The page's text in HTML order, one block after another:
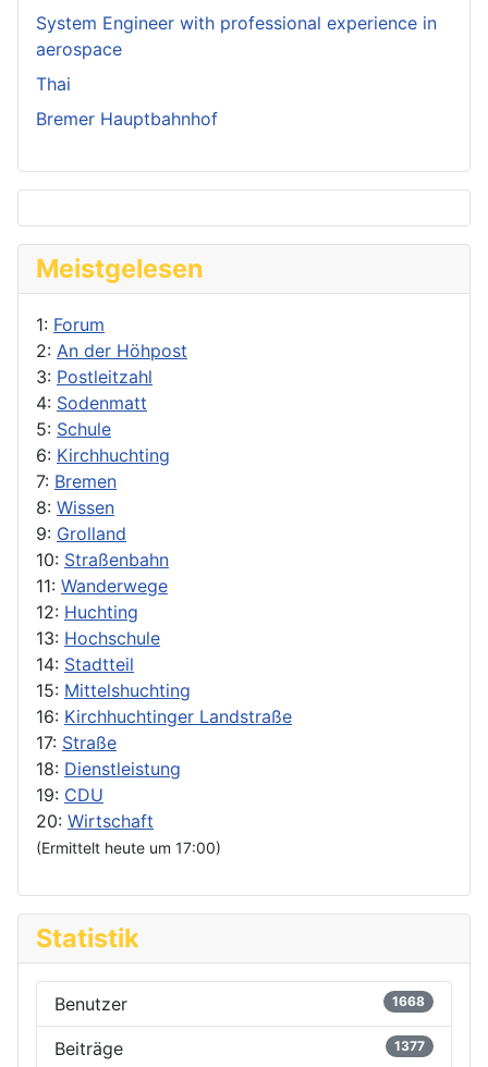
System Engineer with professional experience in
aerospace
Thai
Bremer Hauptbahnhof
Meistgelesen
1: Forum
2: An der Höhpost
3: Postleitzahl
4: Sodenmatt
5: Schule
6: Kirchhuchting
7: Bremen
8: Wissen
9: Grolland
10: Straßenbahn
11: Wanderwege
12: Huchting
13: Hochschule
14: Stadtteil
15: Mittelshuchting
16: Kirchhuchtinger Landstraße
17: Straße
18: Dienstleistung
19: CDU
20: Wirtschaft
(Ermittelt heute um 17:00)
Statistik
Benutzer 1668
Beiträge 1377